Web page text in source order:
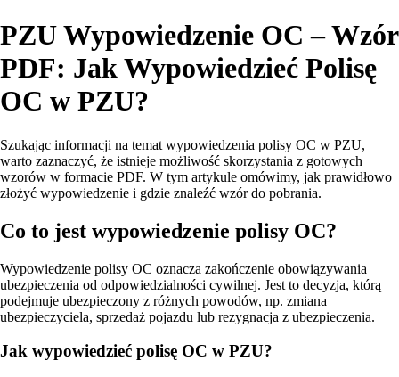
PZU Wypowiedzenie OC – Wzór
PDF: Jak Wypowiedzieć Polisę
OC w PZU?
Szukając informacji na temat wypowiedzenia polisy OC w PZU,
warto zaznaczyć, że istnieje możliwość skorzystania z gotowych
wzorów w formacie PDF. W tym artykule omówimy, jak prawidłowo
złożyć wypowiedzenie i gdzie znaleźć wzór do pobrania.
Co to jest wypowiedzenie polisy OC?
Wypowiedzenie polisy OC oznacza zakończenie obowiązywania
ubezpieczenia od odpowiedzialności cywilnej. Jest to decyzja, którą
podejmuje ubezpieczony z różnych powodów, np. zmiana
ubezpieczyciela, sprzedaż pojazdu lub rezygnacja z ubezpieczenia.
Jak wypowiedzieć polisę OC w PZU?